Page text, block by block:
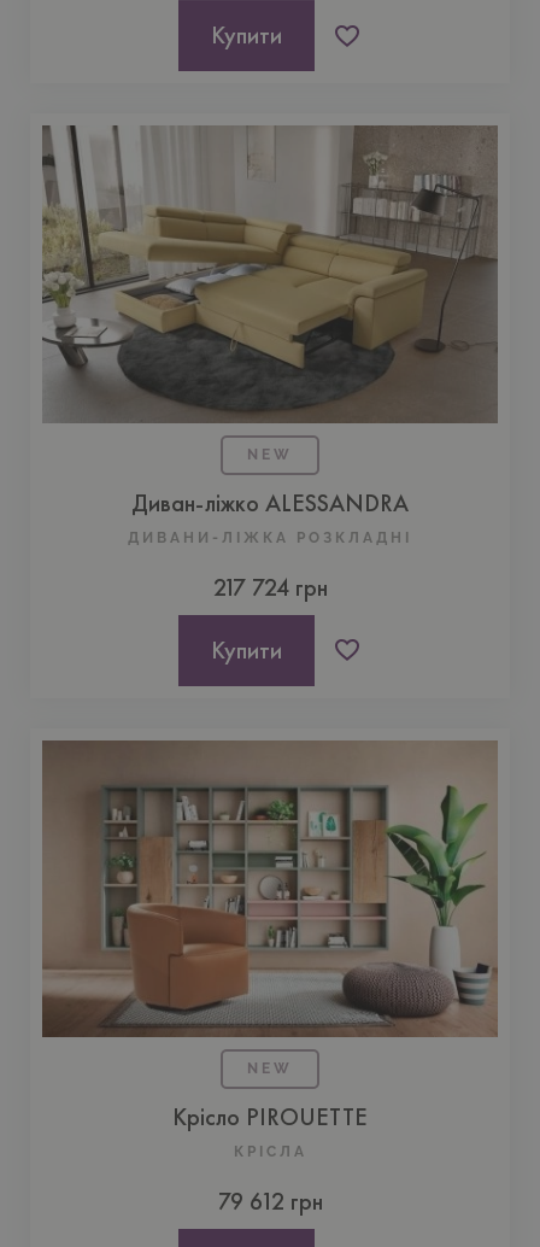
Купити
NEW
Диван-ліжко ALESSANDRA
ДИВАНИ-ЛІЖКА РОЗКЛАДНІ
217 724 грн
Купити
NEW
Крісло PIROUETTE
КРІСЛА
79 612 грн